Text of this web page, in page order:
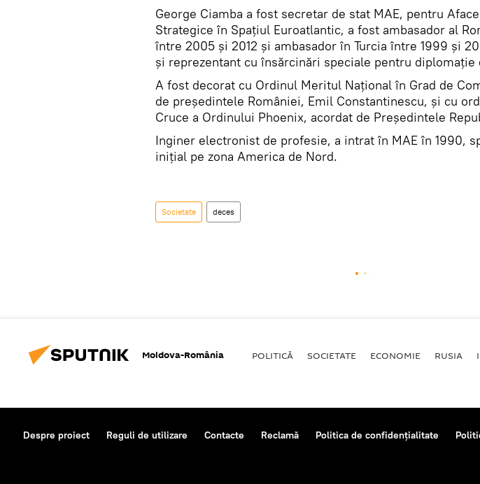
George Ciamba a fost secretar de stat MAE, pentru
Strategice în Spațiul Euroatlantic, a fost ambasador al
între 2005 și 2012 și ambasador în Turcia între 1999 și
și reprezentant cu însărcinări speciale pentru diplomație
A fost decorat cu Ordinul Meritul Național în Grad de
de președintele României, Emil Constantinescu, și cu
Cruce a Ordinului Phoenix, acordat de Președintele
Inginer electronist de profesie, a intrat în MAE în 1990,
inițial pe zona America de Nord.
Societate deces
Moldova-România POLITICĂ SOCIETATE ECONOMIE RUSIA
Despre proiect Reguli de utilizare Contacte Reclamă Politica de confidențialitate